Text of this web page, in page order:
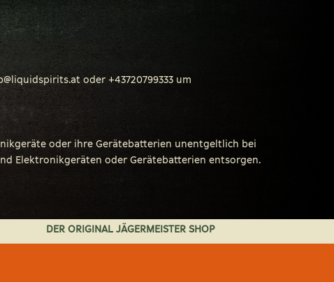
oder +43720799333 um
oder ihre Gerätebatterien unentgeltlich bei
Elektronikgeräten oder Gerätebatterien entsorgen.
DER ORIGINAL JÄGERMEISTER SHOP